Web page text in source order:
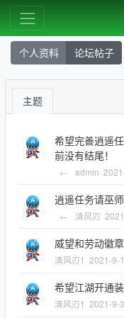
个人资料 论坛帖子
主题
希望完善逍遥
前没有结尾！
← admin
逍遥任务请巫师
← 清风刃
威望和劳动徽
清风刃1 2021-9-
希望江湖开通
清风刃1 2021-9-3